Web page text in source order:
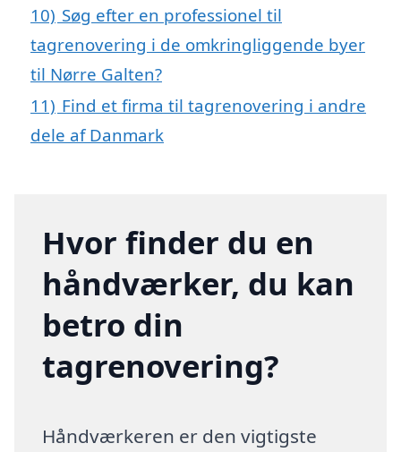
10) Søg efter en professionel til
tagrenovering i de omkringliggende byer
til Nørre Galten?
11) Find et firma til tagrenovering i andre
dele af Danmark
Hvor finder du en
håndværker, du kan
betro din
tagrenovering?
Håndværkeren er den vigtigste